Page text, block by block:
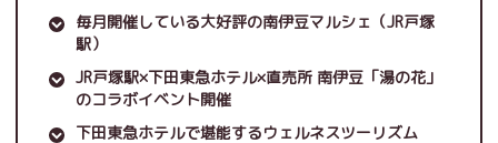
毎月開催している大好評の南伊豆マルシェ（JR戸塚
駅）
JR戸塚駅×下田東急ホテル×直売所 南伊豆「湯の花」
のコラボイベント開催
下田東急ホテルで堪能するウェルネスツーリズム